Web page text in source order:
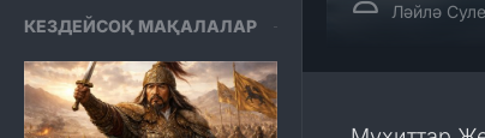
КЕЗДЕЙСОҚ МАҚАЛАЛАР
Ләйлә